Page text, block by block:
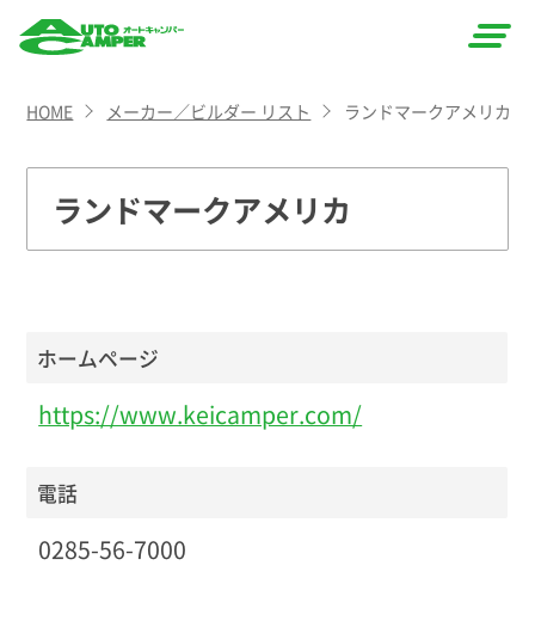
CAMPER
（オート
キャン
HOME メーカー／ビルダー リスト ランドマークアメリカ
ランドマークアメリカ
ホームページ
https://www.keicamper.com/
電話
0285-56-7000